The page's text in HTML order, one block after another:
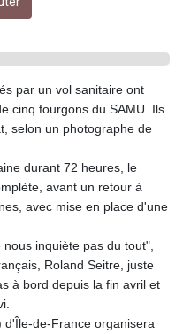
GEL 3.021126
GHS 13.525641
GIP 0.858651
GMD 84.914239
10132.383874
GTQ 8.799164
GYD 241.32223
HNL 30.919233
HRK 7.533413
HTG 150.826824
IDR
par un vol sanitaire ont
cinq fourgons du SAMU. Ils
selon un photographe de
durant 72 heures, le
avant un retour à
avec mise en place d'une
inquiète pas du tout",
Roland Seitre, juste
à bord depuis la fin avril et
d'Île-de-France organisera